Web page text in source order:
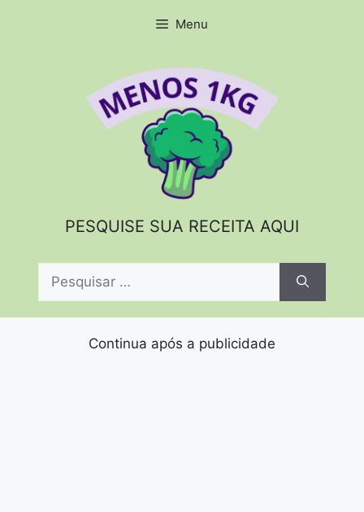
Menu
PESQUISE SUA RECEITA AQUI
Pesquisar
Continua após a publicidade